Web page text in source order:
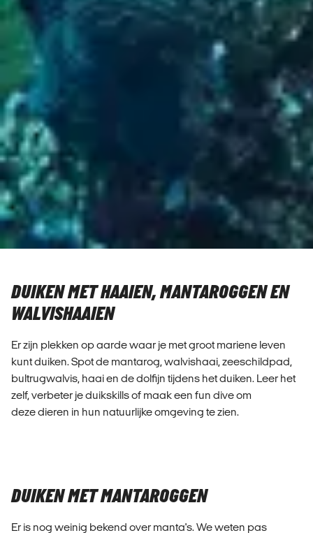
DUIKEN MET HAAIEN, MANTAROGGEN EN
WALVISHAAIEN
Er zijn plekken op aarde waar je met groot mariene leven
kunt duiken. Spot de mantarog, walvishaai, zeeschildpad,
bultrugwalvis, haai en de dolfijn tijdens het duiken. Leer het
zelf, verbeter je duikskills of maak een fun dive om
deze dieren in hun natuurlijke omgeving te zien.
DUIKEN MET MANTAROGGEN
Er is nog weinig bekend over manta's. We weten pas